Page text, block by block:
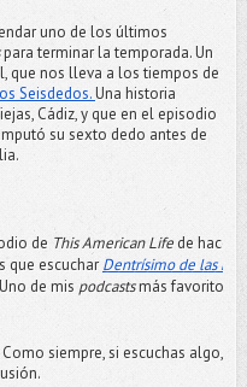
uno de los últimos
para terminar la temporada. Un
que nos lleva a los tiempos de
Seisdedos.Una historia
Cádiz, y que en el episodio
su sexto dedo antes de
de This American Life de hace
que escuchar Dentrísimo de las
de mis podcasts más favoritos y
siempre, si escuchas algo,